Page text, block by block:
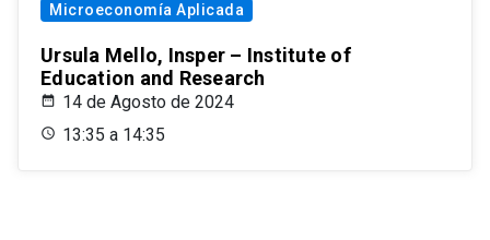
Microeconomía Aplicada
Ursula Mello, Insper – Institute of
Education and Research
14 de Agosto de 2024
13:35 a 14:35